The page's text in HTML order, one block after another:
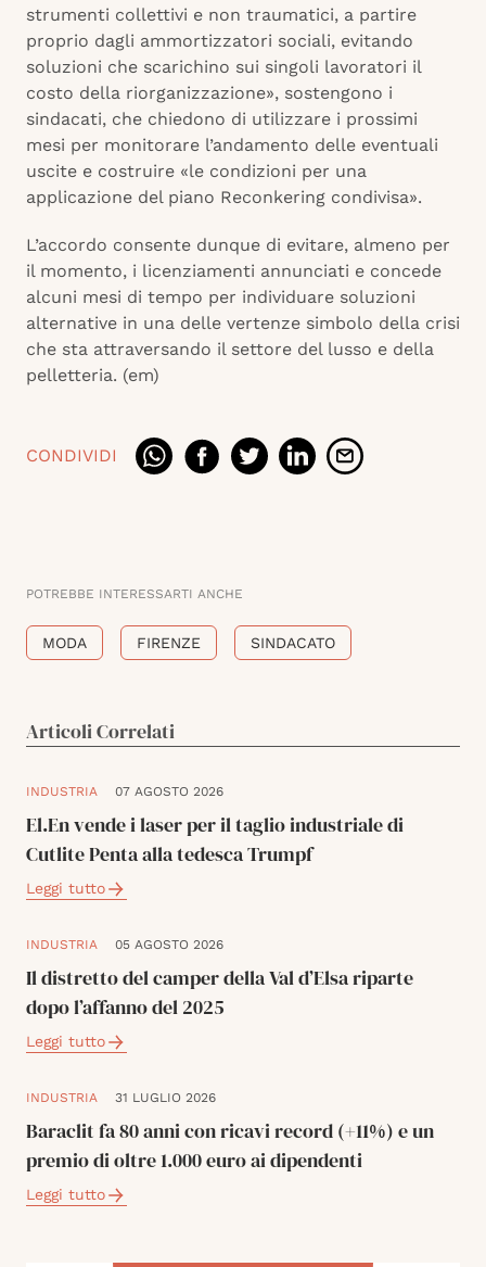
strumenti collettivi e non traumatici, a partire
proprio dagli ammortizzatori sociali, evitando
soluzioni che scarichino sui singoli lavoratori il
costo della riorganizzazione», sostengono i
sindacati, che chiedono di utilizzare i prossimi
mesi per monitorare l’andamento delle eventuali
uscite e costruire «le condizioni per una
applicazione del piano Reconkering condivisa».
L’accordo consente dunque di evitare, almeno per
il momento, i licenziamenti annunciati e concede
alcuni mesi di tempo per individuare soluzioni
alternative in una delle vertenze simbolo della crisi
che sta attraversando il settore del lusso e della
pelletteria. (em)
CONDIVIDI
POTREBBE INTERESSARTI ANCHE
MODA FIRENZE SINDACATO
Articoli Correlati
INDUSTRIA 07 AGOSTO 2026
El.En vende i laser per il taglio industriale di
Cutlite Penta alla tedesca Trumpf
Leggi tutto
INDUSTRIA 05 AGOSTO 2026
Il distretto del camper della Val d’Elsa riparte
dopo l’affanno del 2025
Leggi tutto
INDUSTRIA 31 LUGLIO 2026
Baraclit fa 80 anni con ricavi record (+11%) e un
premio di oltre 1.000 euro ai dipendenti
Leggi tutto